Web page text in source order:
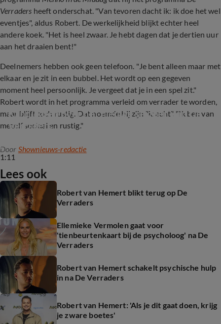
Verraders heeft onderschat. "Van tevoren dacht ik: ik doe het wel
eventjes", aldus Robert. De werkelijkheid blijkt echter heel
andere koek. "Het is heel zwaar. Je hebt dagen dat je dertien uur
aan het draaien bent!"
Deelnemers hebben ook geen telefoon. "Je bent alleen maar met
elkaar en je zit in een bubbel. Het wordt op een gegeven
moment heel persoonlijk. Je vergeet dat je in een spel zit."
Robert wordt in het programma verleid om verrader te worden,
maar blijft toch rustig. Dat noemde hij zijn "kracht". "Ik ben van
mezelf sociaal en rustig."
1:11
Kandidaten over het nieuwe seizoen van De
Verraders
Door Shownieuws-redactie
Lees ook
Robert van Hemert blikt terug op De
Verraders
Ellemieke Vermolen gaat voor
'tienbeurtenkaart bij de psycholoog' na De
Verraders
Robert van Hemert schakelt psychische hulp
in na De Verraders
Robert van Hemert: 'Als je dit gaat doen, krijg
je zware boetes'